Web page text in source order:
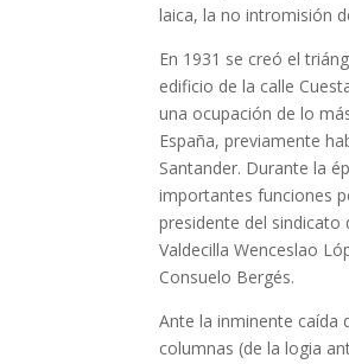
laica, la no intromisión
En 1931 se creó el
edificio de la calle
una ocupación de lo
España, previamente
Santander. Durante la
importantes funciones
presidente del
Valdecilla Wenceslao
Consuelo Bergés.
Ante la inminente caída
columnas (de la logia